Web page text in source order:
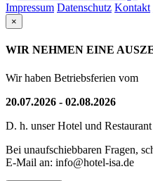
Impressum Datenschutz Kontakt
×
WIR NEHMEN EINE
Wir haben Betriebsferien vom
20.07.2026 - 02.08.2026
D. h. unser Hotel und
Bei unaufschiebbaren Fragen,
E-Mail an: info@hotel-isa.de